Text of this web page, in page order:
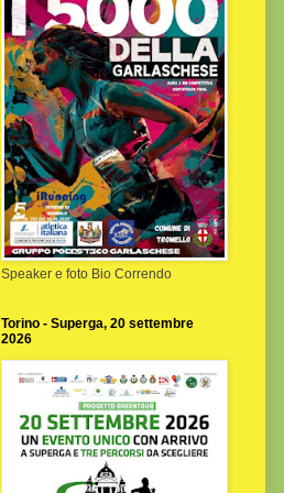
Speaker e foto Bio Correndo
Torino - Superga, 20 settembre
2026